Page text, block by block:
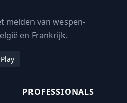
melden van wespen-
en Frankrijk.
PROFESSIONALS